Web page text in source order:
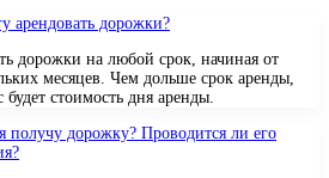
арендовать дорожки?
дорожки на любой срок, начиная от
месяцев. Чем дольше срок аренды,
будет стоимость дня аренды.
получу дорожку? Проводится ли его